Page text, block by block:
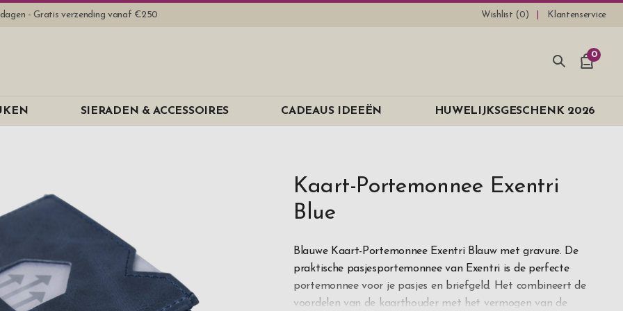
- Gratis verzending vanaf €250 Wishlist (0) Klantenservice
0
SIERADEN & ACCESSOIRES CADEAUS IDEEËN HUWELIJKSGESCHENK 2026
Kaart-Portemonnee Exentri
Blue
Blauwe Kaart-Portemonnee Exentri Blauw met gravure. De
praktische pasjesportemonnee van Exentri is de perfecte
portemonnee voor je pasjes en briefgeld. Het combineert de
voordelen van de kaarthouder met het vermogen van de